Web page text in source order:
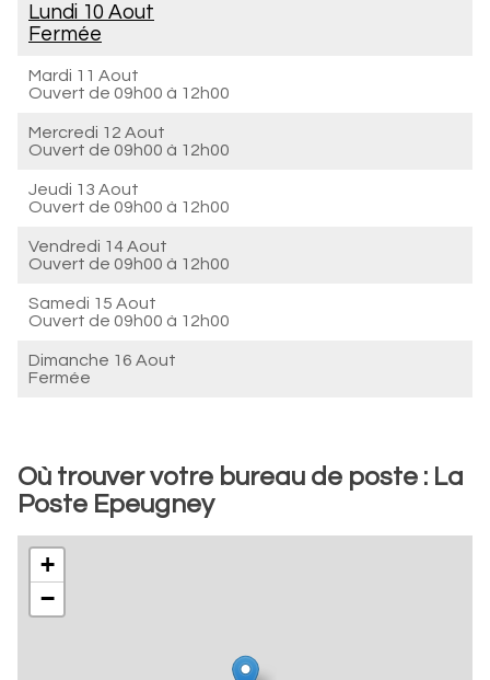
Lundi 10 Aout
Fermée
Mardi 11 Aout
Ouvert de 09h00 à 12h00
Mercredi 12 Aout
Ouvert de 09h00 à 12h00
Jeudi 13 Aout
Ouvert de 09h00 à 12h00
Vendredi 14 Aout
Ouvert de 09h00 à 12h00
Samedi 15 Aout
Ouvert de 09h00 à 12h00
Dimanche 16 Aout
Fermée
Où trouver votre bureau de poste : La
Poste Epeugney
+
−